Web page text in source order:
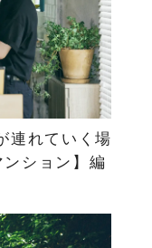
連れていく場
ション】編